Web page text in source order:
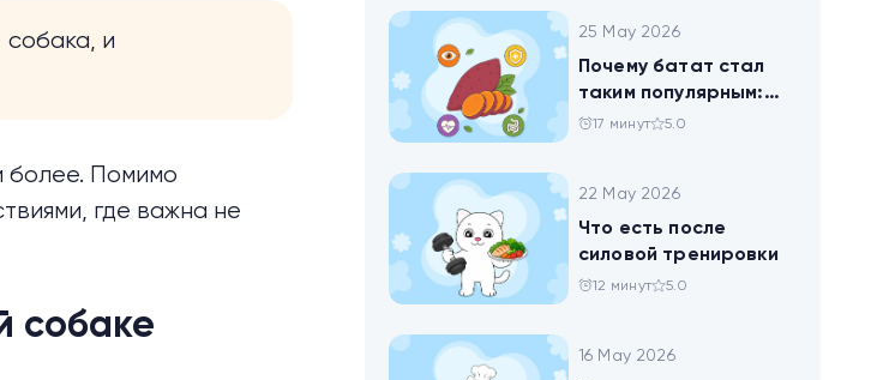
собака, и
более. Помимо
где важна не
собаке
25 May 2026
Почему батат стал
таким популярным:
всё о пользе
17 минут 5.0
22 May 2026
Что есть после
силовой тренировки
12 минут 5.0
16 May 2026